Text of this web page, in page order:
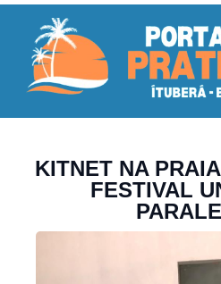
KITNET NA
FESTIVAL